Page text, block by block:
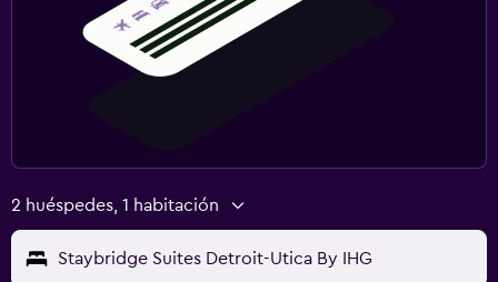
2 huéspedes, 1 habitación
Staybridge Suites Detroit-Utica By IHG